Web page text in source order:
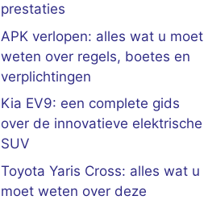
prestaties
APK verlopen: alles wat u moet
weten over regels, boetes en
verplichtingen
Kia EV9: een complete gids
over de innovatieve elektrische
SUV
Toyota Yaris Cross: alles wat u
moet weten over deze